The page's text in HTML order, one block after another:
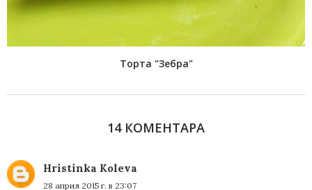
Торта "Зебра"
14 КОМЕНТАРА
Hristinka Koleva
28 април 2015 г. в 23:07